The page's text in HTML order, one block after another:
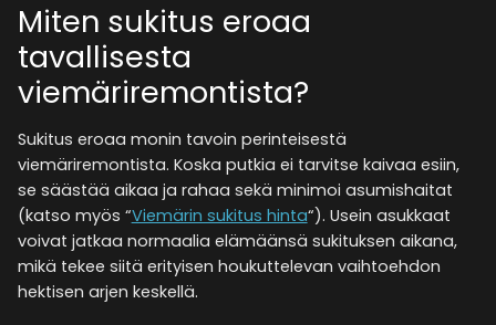
Miten sukitus eroaa
tavallisesta
viemäriremontista?
Sukitus eroaa monin tavoin perinteisestä
viemäriremontista. Koska putkia ei tarvitse kaivaa esiin,
se säästää aikaa ja rahaa sekä minimoi asumishaitat
(katso myös “Viemärin sukitus hinta“). Usein asukkaat
voivat jatkaa normaalia elämäänsä sukituksen aikana,
mikä tekee siitä erityisen houkuttelevan vaihtoehdon
hektisen arjen keskellä.